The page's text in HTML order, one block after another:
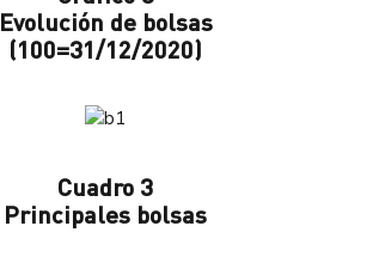
Evolución de bolsas
(100=31/12/2020)
Cuadro 3
Principales bolsas